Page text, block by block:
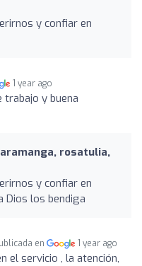
y confiar en
1 year ago
trabajo y buena
rosatulia,
y confiar en
Dios los bendiga
en 1 year ago
el servicio , la atención,